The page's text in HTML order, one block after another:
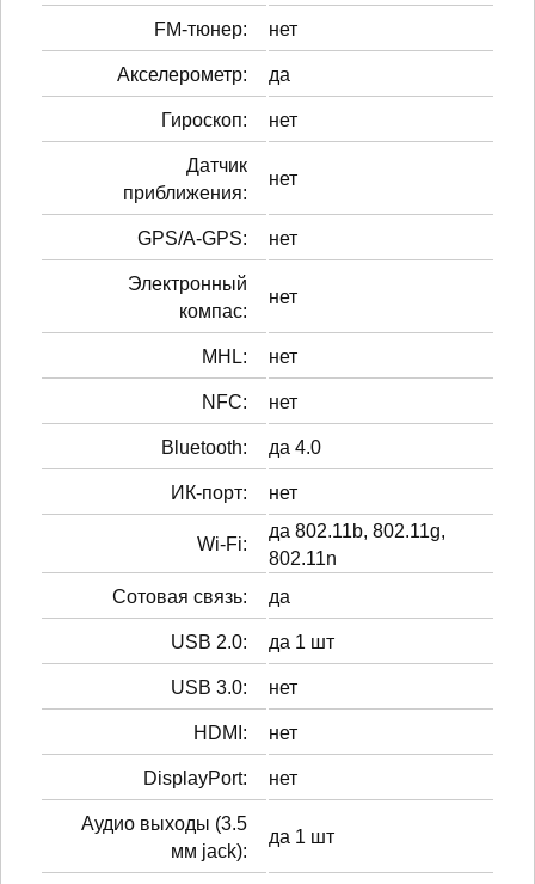
FM-тюнер: нет
Акселерометр: да
Гироскоп: нет
Датчик
приближения:
нет
GPS/A-GPS: нет
Электронный
компас:
нет
MHL: нет
NFC: нет
Bluetooth: да 4.0
ИК-порт: нет
Wi-Fi:
да 802.11b, 802.11g,
802.11n
Сотовая связь:
да
USB 2.0: да 1 шт
USB 3.0: нет
HDMI: нет
DisplayPort: нет
Аудио выходы (3.5
мм jack):
да 1 шт